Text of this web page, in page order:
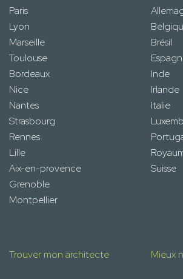
Paris
Lyon
Marseille
Toulouse
Bordeaux
Nice
Nantes
Strasbourg
Rennes
Lille
Aix-en-provence
Grenoble
Montpellier
Brésil
Inde
Irlande
Italie
Suisse
Trouver mon architecte Mieux